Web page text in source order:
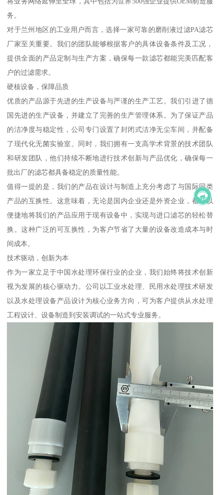
务。
对于兰州地区的工业用户而言，选择一家可靠的磨削液过滤PA滤芯
厂家至关重要。我们的团队能够根据客户的具体设备条件及工况，
提供全面的产品定制与生产方案，确保每一款滤芯都能完美匹配客
户的过滤需求。
硬核设备，保障品质
优质的产品源于先进的生产设备与严谨的生产工艺。我们引进了德
国先进的生产设备，并建立了完善的生产管理体系。为了保证产品
的洁净度与稳定性，公司专门设置了封闭式洁净无尘车间，并配备
了现代化无菌实验室。同时，我们拥有一支高学术背景的技术团队
和研发团队，他们持续不断地进行技术创新与产品优化，确保每一
批出厂的滤芯都具备稳定的质量性能。
值得一提的是，我们的产品在设计与制造上充分考虑了与国际同类
产品的互换性。这意味着，无论是国内企业还是外资企业，都可以
便捷地将我们的产品应用于现有设备中，实现与进口滤芯的轻松替
换。这种广泛的可互换性，为客户节省了大量的设备改造成本与时
间成本。
技术驱动，创新为本
作为一家立足于中国水处理环保行业的企业，我们始终将技术创新
视为发展的核心驱动力。公司以工业水处理、民用水处理技术研发
以及水处理设备产品设计为核心业务方向，可为客户提供从水处理
工程设计、设备制造到安装调试的一站式专业服务。